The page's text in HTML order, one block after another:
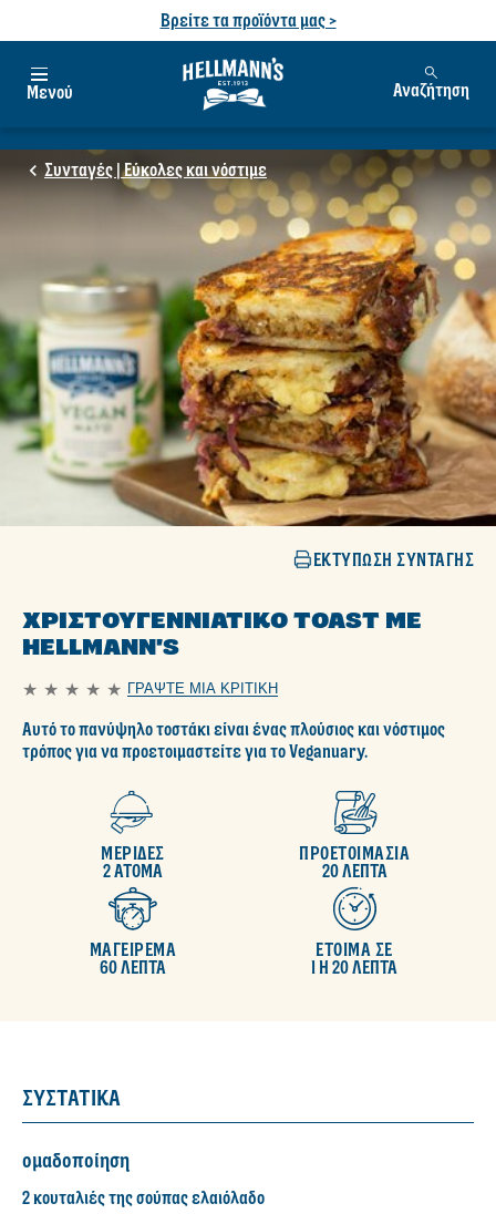
Βρείτε τα προϊόντα μας >
Μενού Αναζήτηση
Συνταγές | Εύκολες και νόστιμε
ΕΚΤΎΠΩΣΗ ΣΥΝΤΑΓΉΣ
ΧΡΙΣΤΟΥΓΕΝΝΙΆΤΙΚΟ TOAST ΜΕ
HELLMANN'S
Δεν
αξιολογήσεις
για
αυτό
ΓΡΆΨΤΕ ΜΙΑ ΚΡΙΤΙΚΉ
Αυτό το πανύψηλο τοστάκι είναι ένας πλούσιος και νόστιμος
τρόπος για να προετοιμαστείτε για το Veganuary.
2 ΑΤΟΜΑ
ΜΕΡΙΔΕΣ
20 ΛΕΠΤΑ
ΠΡΟΕΤΟΙΜΑΣΙΑ
60 ΛΕΠΤΑ
ΜΑΓΕΙΡΕΜΑ
1 H 20 ΛΕΠΤΑ
ΕΤΟΙΜΑ ΣΕ
ΣΥΣΤΑΤΙΚΑ
ομαδοποίηση
2 κουταλιές της σούπας ελαιόλαδο